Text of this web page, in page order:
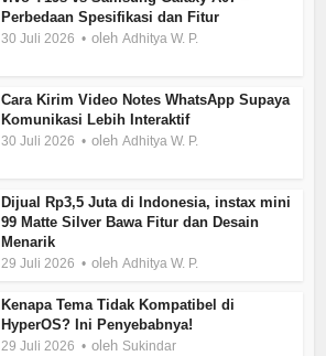
Perbedaan Spesifikasi dan Fitur
30 Juli 2026 olehAdhitya W. P.
Cara Kirim Video Notes WhatsApp Supaya
Komunikasi Lebih Interaktif
30 Juli 2026 olehAdhitya W. P.
Dijual Rp3,5 Juta di Indonesia, instax mini
99 Matte Silver Bawa Fitur dan Desain
Menarik
29 Juli 2026 olehAdhitya W. P.
Kenapa Tema Tidak Kompatibel di
HyperOS? Ini Penyebabnya!
29 Juli 2026 oleh Sukindar